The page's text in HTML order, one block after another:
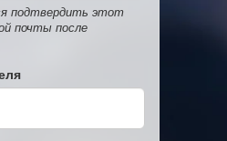
подтвердить этот
почты после